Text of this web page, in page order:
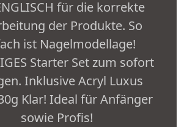
für die korrekte
der Produkte. So
ist Nagelmodellage!
Starter Set zum sofort
Inklusive Acryl Luxus
Klar! Ideal für Anfänger
sowie Profis!